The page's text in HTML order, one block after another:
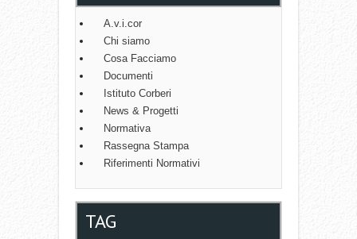
A.v.i.cor
Chi siamo
Cosa Facciamo
Documenti
Istituto Corberi
News & Progetti
Normativa
Rassegna Stampa
Riferimenti Normativi
TAG